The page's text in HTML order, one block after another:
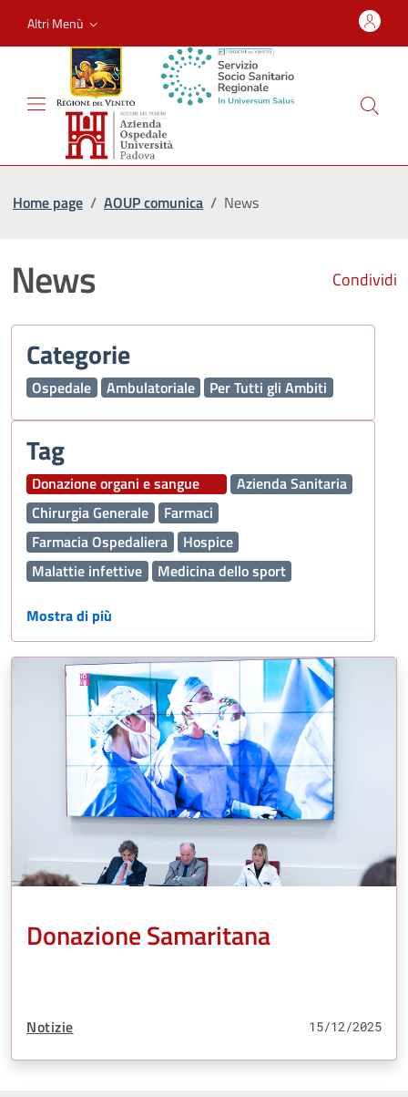
Altri Menù
Home page / AOUP comunica / News
Condividi
News
Categorie
Ospedale Ambulatoriale Per Tutti gli Ambiti
Tag
Donazione organi e sangue
Azienda Sanitaria
Chirurgia Generale
Farmaci
Farmacia Ospedaliera
Hospice
Malattie infettive
Medicina dello sport
Pediatria
Polmone
Trapianti
Interaziendale
Ambulatorio specialistico
chirurgia della mano
chirurgia plastica
patologie della mano
Neurochirurgia
Mostra di più
Donazione Samaritana
Tipo Contenuto:
Notizie 15/12/2025